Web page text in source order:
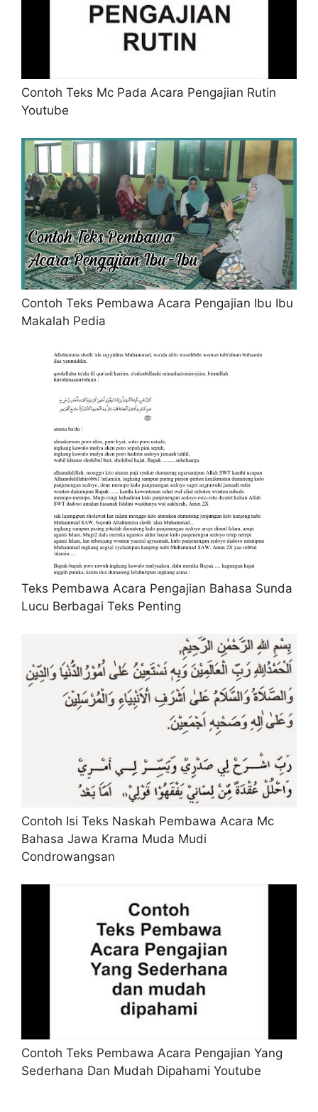
Contoh Teks Mc Pada Acara Pengajian Rutin
Youtube
Contoh Teks Pembawa Acara Pengajian Ibu Ibu
Makalah Pedia
Teks Pembawa Acara Pengajian Bahasa Sunda
Lucu Berbagai Teks Penting
Contoh Isi Teks Naskah Pembawa Acara Mc
Bahasa Jawa Krama Muda Mudi
Condrowangsan
Contoh Teks Pembawa Acara Pengajian Yang
Sederhana Dan Mudah Dipahami Youtube